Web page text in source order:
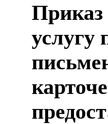
Приказ
услугу